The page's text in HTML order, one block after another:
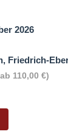
2026
Friedrich-
110,00 €)